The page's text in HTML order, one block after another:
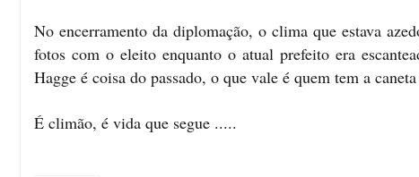
No encerramento da diplomação, o clima que estava
fotos com o eleito enquanto o atual prefeito era
Hagge é coisa do passado, o que vale é quem tem a
É climão, é vida que segue .....